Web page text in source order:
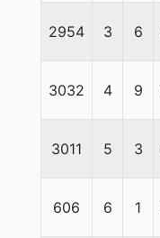
2954 3 6
3032 4 9
3011 5 3
606 6 1